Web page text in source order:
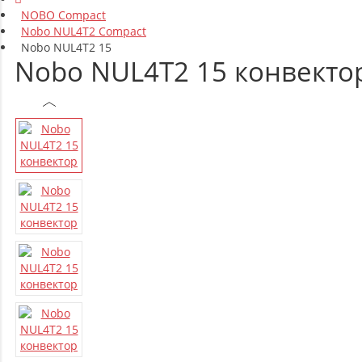
NOBO Compact
Nobo NUL4T2 Compact
Nobo NUL4T2 15
Nobo NUL4T2 15